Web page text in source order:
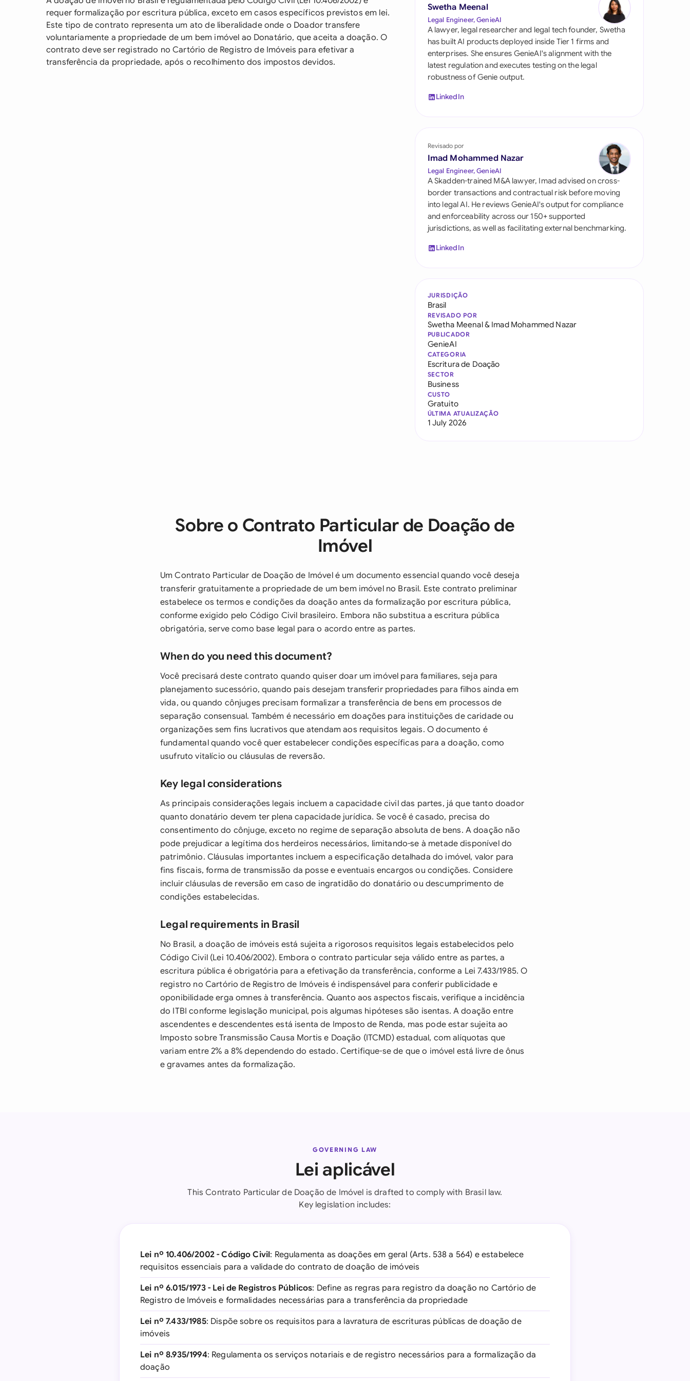
Saudi Arabia
Singapore
Switzerland
United Arab Emirates
United States
requer formalização por escritura pública, exceto em casos específicos previstos em lei.
Este tipo de contrato representa um ato de liberalidade onde o Doador transfere
voluntariamente a propriedade de um bem imóvel ao Donatário, que aceita a doação. O
contrato deve ser registrado no Cartório de Registro de Imóveis para efetivar a
transferência da propriedade, após o recolhimento dos impostos devidos.
Swetha Meenal
Legal Engineer, GenieAI
A lawyer, legal researcher and legal tech founder, Swetha
has built AI products deployed inside Tier 1 firms and
enterprises. She ensures GenieAI's alignment with the
latest regulation and executes testing on the legal
robustness of Genie output.
LinkedIn
Revisado por
Imad Mohammed Nazar
Legal Engineer, GenieAI
A Skadden-trained M&A lawyer, Imad advised on cross-
border transactions and contractual risk before moving
into legal AI. He reviews GenieAI's output for compliance
and enforceability across our 150+ supported
jurisdictions, as well as facilitating external benchmarking.
LinkedIn
JURISDIÇÃO
Brasil
REVISADO POR
Swetha Meenal& Imad Mohammed Nazar
PUBLICADOR
GenieAI
CATEGORIA
Escritura de Doação
SECTOR
Business
CUSTO
Gratuito
ÚLTIMA ATUALIZAÇÃO
1 July 2026
Sobre o Contrato Particular de Doação de
Imóvel
Um Contrato Particular de Doação de Imóvel é um documento essencial quando você deseja
transferir gratuitamente a propriedade de um bem imóvel no Brasil. Este contrato preliminar
estabelece os termos e condições da doação antes da formalização por escritura pública,
conforme exigido pelo Código Civil brasileiro. Embora não substitua a escritura pública
obrigatória, serve como base legal para o acordo entre as partes.
When do you need this document?
Você precisará deste contrato quando quiser doar um imóvel para familiares, seja para
planejamento sucessório, quando pais desejam transferir propriedades para filhos ainda em
vida, ou quando cônjuges precisam formalizar a transferência de bens em processos de
separação consensual. Também é necessário em doações para instituições de caridade ou
organizações sem fins lucrativos que atendam aos requisitos legais. O documento é
fundamental quando você quer estabelecer condições específicas para a doação, como
usufruto vitalício ou cláusulas de reversão.
Key legal considerations
As principais considerações legais incluem a capacidade civil das partes, já que tanto doador
quanto donatário devem ter plena capacidade jurídica. Se você é casado, precisa do
consentimento do cônjuge, exceto no regime de separação absoluta de bens. A doação não
pode prejudicar a legítima dos herdeiros necessários, limitando-se à metade disponível do
patrimônio. Cláusulas importantes incluem a especificação detalhada do imóvel, valor para
fins fiscais, forma de transmissão da posse e eventuais encargos ou condições. Considere
incluir cláusulas de reversão em caso de ingratidão do donatário ou descumprimento de
condições estabelecidas.
Legal requirements in Brasil
No Brasil, a doação de imóveis está sujeita a rigorosos requisitos legais estabelecidos pelo
Código Civil (Lei 10.406/2002). Embora o contrato particular seja válido entre as partes, a
escritura pública é obrigatória para a efetivação da transferência, conforme a Lei 7.433/1985. O
registro no Cartório de Registro de Imóveis é indispensável para conferir publicidade e
oponibilidade erga omnes à transferência. Quanto aos aspectos fiscais, verifique a incidência
do ITBI conforme legislação municipal, pois algumas hipóteses são isentas. A doação entre
ascendentes e descendentes está isenta de Imposto de Renda, mas pode estar sujeita ao
Imposto sobre Transmissão Causa Mortis e Doação (ITCMD) estadual, com alíquotas que
variam entre 2% a 8% dependendo do estado. Certifique-se de que o imóvel está livre de ônus
e gravames antes da formalização.
GOVERNING LAW
Lei aplicável
This Contrato Particular de Doação de Imóvel is drafted to comply with Brasil law.
Key legislation includes:
Lei nº 10.406/2002 - Código Civil: Regulamenta as doações em geral (Arts. 538 a 564) e estabelece
requisitos essenciais para a validade do contrato de doação de imóveis
Lei nº 6.015/1973 - Lei de Registros Públicos: Define as regras para registro da doação no Cartório de
Registro de Imóveis e formalidades necessárias para a transferência da propriedade
Lei nº 7.433/1985: Dispõe sobre os requisitos para a lavratura de escrituras públicas de doação de
imóveis
Lei nº 8.935/1994: Regulamenta os serviços notariais e de registro necessários para a formalização da
doação